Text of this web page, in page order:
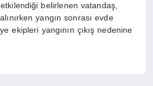
belirlenen vatandaş,
yangın sonrası evde
ekipleri yangının çıkış nedenine